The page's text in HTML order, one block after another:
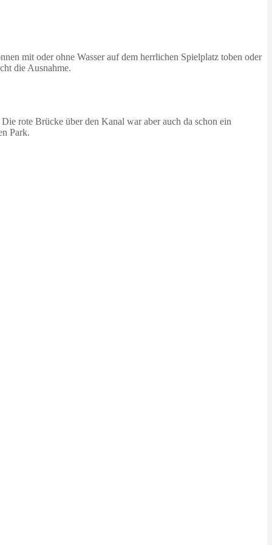
mit oder ohne Wasser auf dem herrlichen Spielplatz toben oder
die Ausnahme.
rote Brücke über den Kanal war aber auch da schon ein
Park.